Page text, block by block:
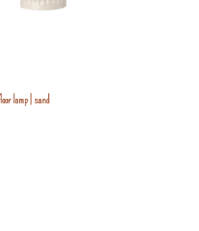
lamp | sand